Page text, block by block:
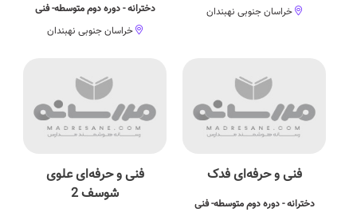
خراسان جنوبی نهبندان
دخترانه - دوره دوم متوسطه- فنی
خراسان جنوبی نهبندان
فنی و حرفه‌ای فدک
دخترانه - دوره دوم متوسطه- فنی
فنی و حرفه‌ای علوی
شوسف 2